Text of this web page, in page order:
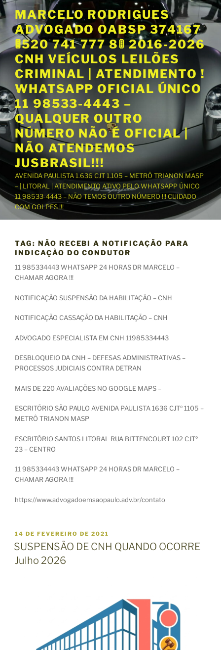
P
u
a
r
r
a
o
c
o
n
t
ú
d
MARCELO RODRIGUES
ADVOGADO OABSP 374167
🚦520 741 777 8🚦 2016-2026
CNH VEÍCULOS LEILÕES
CRIMINAL | ATENDIMENTO !
WHATSAPP OFICIAL ÚNICO
11 98533-4443 –
QUALQUER OUTRO
NÚMERO NÃO É OFICIAL |
NÃO ATENDEMOS
JUSBRASIL!!!
AVENIDA PAULISTA 1.636 CJT 1.105 – METRÔ TRIANON MASP
– | LITORAL | ATENDIMENTO ATIVO PELO WHATSAPP ÚNICO
11 98533-4443 – NÃO TEMOS OUTRO NÚMERO !!! CUIDADO
COM GOLPES !!!
TAG: NÃO RECEBI A NOTIFICAÇÃO PARA
INDICAÇÃO DO CONDUTOR
11 985334443 WHATSAPP 24 HORAS DR MARCELO –
CHAMAR AGORA !!!
NOTIFICAÇÃO SUSPENSÃO DA HABILITAÇÃO – CNH
NOTIFICAÇÃO CASSAÇÃO DA HABILITAÇÃO – CNH
ADVOGADO ESPECIALISTA EM CNH 11985334443
DESBLOQUEIO DA CNH – DEFESAS ADMINISTRATIVAS –
PROCESSOS JUDICIAIS CONTRA DETRAN
MAIS DE 220 AVALIAÇÕES NO GOOGLE MAPS –
ESCRITÓRIO SÃO PAULO AVENIDA PAULISTA 1636 CJTº 1105 –
METRÔ TRIANON MASP
ESCRITÓRIO SANTOS LITORAL RUA BITTENCOURT 102 CJTº
23 – CENTRO
11 985334443 WHATSAPP 24 HORAS DR MARCELO –
CHAMAR AGORA !!!
https://www.advogadoemsaopaulo.adv.br/contato
P
U
B
14 DE FEVEREIRO DE 2021
SUSPENSÃO DE CNH QUANDO OCORRE
Julho 2026